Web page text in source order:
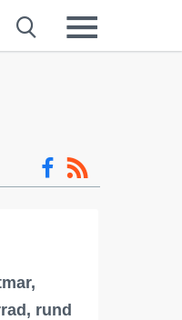
rund